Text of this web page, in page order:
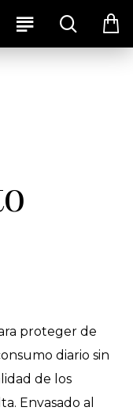
proteger de
diario sin
de los
Envasado al